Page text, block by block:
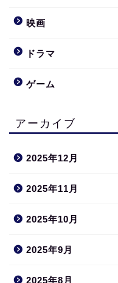
映画
ドラマ
ゲーム
アーカイブ
2025年12月
2025年11月
2025年10月
2025年9月
2025年8月